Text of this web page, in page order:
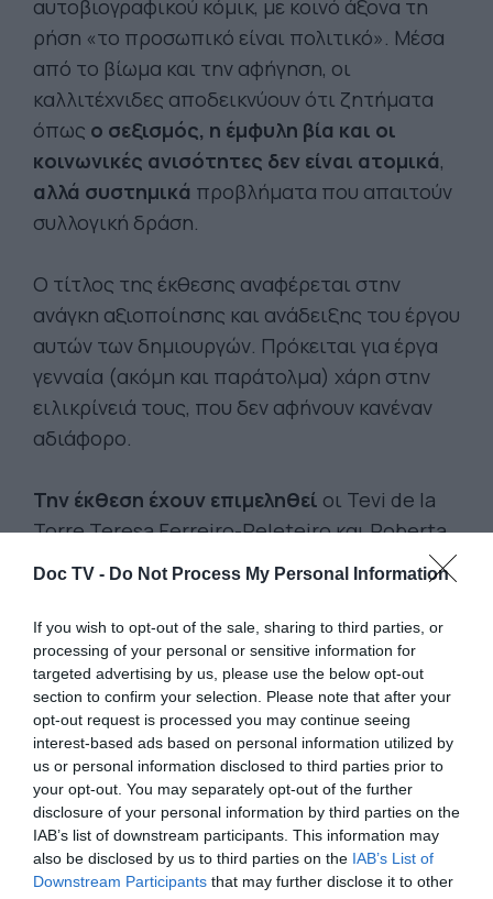
Doc TV - Do Not Process My Personal Information
If you wish to opt-out of the sale, sharing to third parties, or
processing of your personal or sensitive information for
targeted advertising by us, please use the below opt-out
section to confirm your selection. Please note that after your
opt-out request is processed you may continue seeing
interest-based ads based on personal information utilized by
us or personal information disclosed to third parties prior to
your opt-out. You may separately opt-out of the further
disclosure of your personal information by third parties on the
IAB’s list of downstream participants. This information may
also be disclosed by us to third parties on the IAB’s List of
Downstream Participants that may further disclose it to other
αυτοβιογραφικού κόμικ, με κοινό άξονα τη
ρήση «το προσωπικό είναι πολιτικό». Μέσα
από το βίωμα και την αφήγηση, οι
καλλιτέχνιδες αποδεικνύουν ότι ζητήματα
όπως ο σεξισμός, η έμφυλη βία και οι
κοινωνικές ανισότητες δεν είναι ατομικά,
αλλά συστημικά προβλήματα που απαιτούν
συλλογική δράση.
Ο τίτλος της έκθεσης αναφέρεται στην
ανάγκη αξιοποίησης και ανάδειξης του έργου
αυτών των δημιουργών. Πρόκειται για έργα
γενναία (ακόμη και παράτολμα) χάρη στην
ειλικρίνειά τους, που δεν αφήνουν κανέναν
αδιάφορο.
Την έκθεση έχουν επιμεληθεί οι Tevi de la
Torre,Teresa Ferreiro-Peleteiro και Roberta
Vázquez και περιλαμβάνει έργα των: Agustina
Guerrero, Amaia Arrazola, Andrea Galaxina,
Andrea Ganuza, Bárbara Alca, Bea Lema,
Camille Vannier, Caos ilustrado, Catalina Bu,
Conxita Herrero, Elisa Riera, Gato Fernández,
Giulia Sagramola, Irene Olmo, Lila Quintero
Weaver, Lola Lorente, Marcela Trujillo, María
Luque, Marlene Krause, Mery Cuesta, Nadia
Ha.